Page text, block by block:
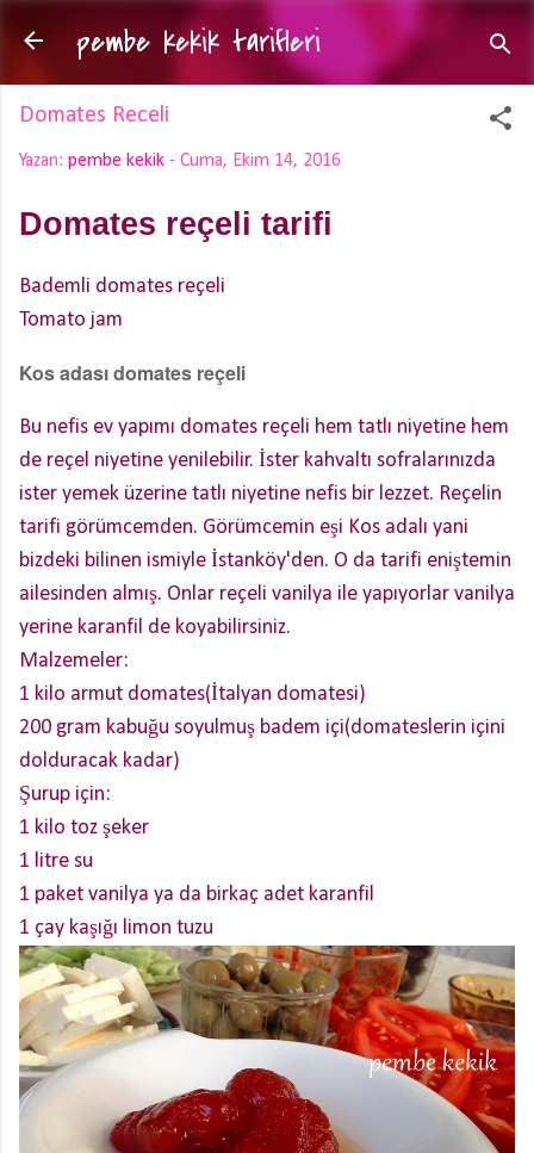
Ana içeriğe atla
pembe kekik tarifleri
Domates Receli
Yazan: pembe kekik - Cuma, Ekim 14, 2016
Domates reçeli tarifi
Bademli domates reçeli
Tomato jam
Kos adası domates reçeli
Bu nefis ev yapımı domates reçeli hem tatlı niyetine hem
de reçel niyetine yenilebilir. İster kahvaltı sofralarınızda
ister yemek üzerine tatlı niyetine nefis bir lezzet. Reçelin
tarifi görümcemden. Görümcemin eşi Kos adalı yani
bizdeki bilinen ismiyle İstanköy'den. O da tarifi eniştemin
ailesinden almış. Onlar reçeli vanilya ile yapıyorlar vanilya
yerine karanfil de koyabilirsiniz.
Malzemeler:
1 kilo armut domates(İtalyan domatesi)
200 gram kabuğu soyulmuş badem içi(domateslerin içini
dolduracak kadar)
Şurup için:
1 kilo toz şeker
1 litre su
1 paket vanilya ya da birkaç adet karanfil
1 çay kaşığı limon tuzu